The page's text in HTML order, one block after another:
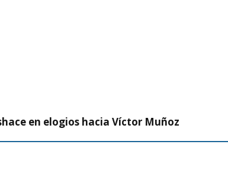
en elogios hacia Víctor Muñoz